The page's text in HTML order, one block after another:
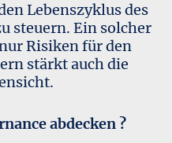
Lebenszyklus des
steuern. Ein solcher
Risiken für den
stärkt auch die
abdecken ?